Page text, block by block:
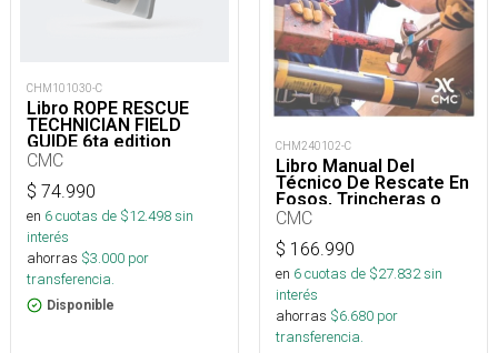
CHM101030-C
Libro ROPE RESCUE
TECHNICIAN FIELD
GUIDE 6ta edition
CMC
$ 74.990
en 6cuotas de $12.498sin
interés
ahorras $3.000 por
transferencia.
Disponible
CHM240102-C
Libro Manual Del
Técnico De Rescate En
Fosos, Trincheras o
Zanjas
CMC
$ 166.990
en 6cuotas de $27.832sin
interés
ahorras $6.680 por
transferencia.